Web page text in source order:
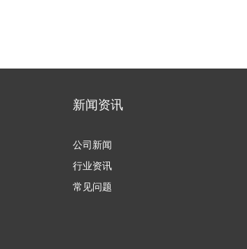
新闻资讯
公司新闻
行业资讯
常见问题